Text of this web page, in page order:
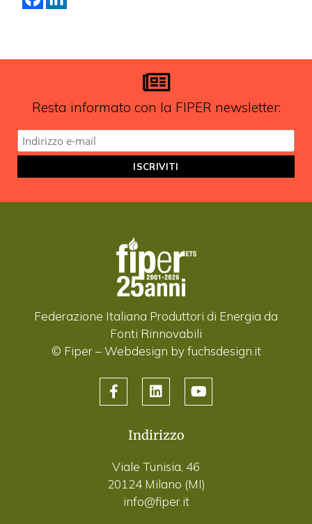
Resta informato con la FIPER newsletter:
Federazione Italiana Produttori di Energia da
Fonti Rinnovabili
© Fiper –Webdesign by fuchsdesign.it
Indirizzo
Viale Tunisia, 46
20124 Milano (MI)
info@fiper.it